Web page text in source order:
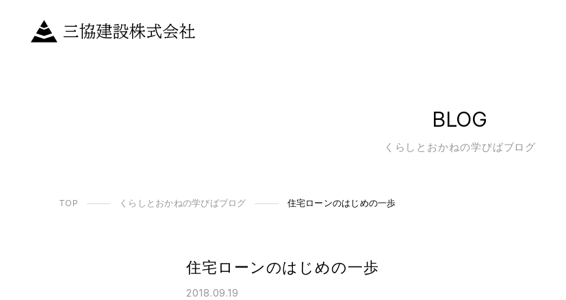
BLOG
くらしとおかねの学びばブログ
TOP くらしとおかねの学びばブログ 住宅ローンのはじめの一歩
住宅ローンのはじめの一歩
2018.09.19